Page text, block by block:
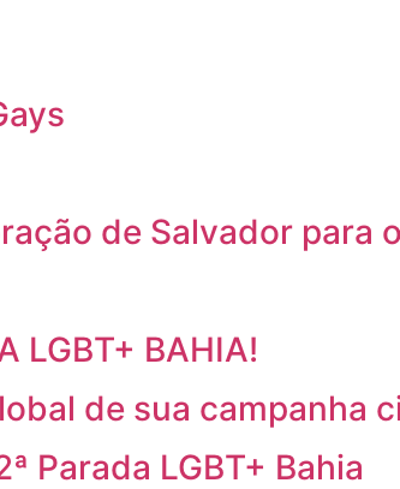
de Salvador para
LGBT+ BAHIA!
de sua campanha
Parada LGBT+ Bahia